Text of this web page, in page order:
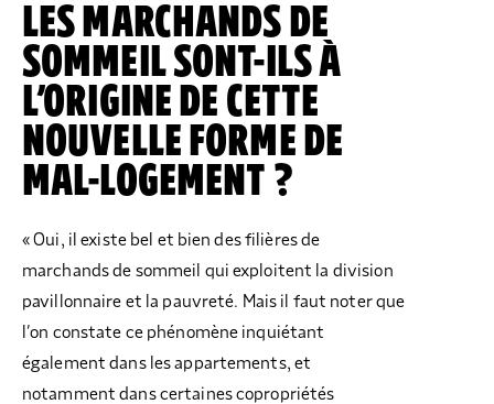
LES MARCHANDS DE
SOMMEIL SONT-ILS À
L’ORIGINE DE CETTE
NOUVELLE FORME DE
MAL-LOGEMENT ?
« Oui, il existe bel et bien des filières de
marchands de sommeil qui exploitent la division
pavillonnaire et la pauvreté. Mais il faut noter que
l’on constate ce phénomène inquiétant
également dans les appartements, et
notamment dans certaines copropriétés